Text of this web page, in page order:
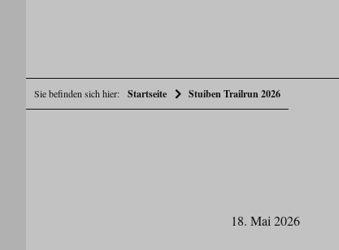
Sie befinden sich hier: Startseite Stuiben Trailrun 2026
18. Mai 2026